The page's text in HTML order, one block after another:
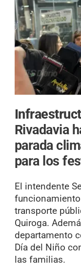
Rivadavia
parada
para los
El intendente
transporte
Quiroga.
departamento
Día del Niño
las familias.